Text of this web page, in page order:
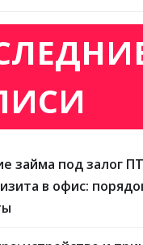
займа под залог
в офис: